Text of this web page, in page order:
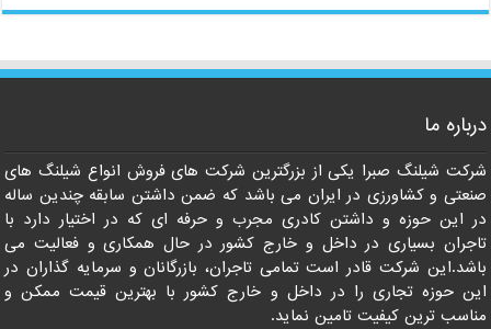
درباره ما
شرکت شیلنگ صبرا یکی از بزرگترین شرکت های فروش انواع شیلنگ های
صنعتی و کشاورزی در ایران می باشد که ضمن داشتن سابقه چندین ساله
در این حوزه و داشتن کادری مجرب و حرفه ای که در اختیار دارد با
تاجران بسیاری در داخل و خارج کشور در حال همکاری و فعالیت می
باشد.این شرکت قادر است تمامی تاجران، بازرگانان و سرمایه گذاران در
این حوزه تجاری را در داخل و خارج کشور با بهترین قیمت ممکن و
مناسب ترین کیفیت تامین نماید.